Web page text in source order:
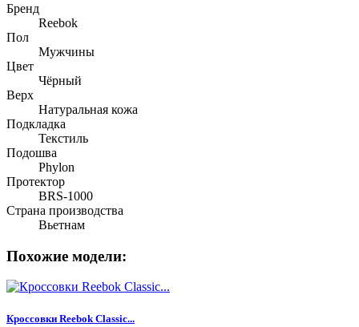
Бренд
Reebok
Пол
Мужчины
Цвет
Чёрный
Верх
Натуральная кожа
Подкладка
Текстиль
Подошва
Phylon
Протектор
BRS-1000
Страна производства
Вьетнам
Похожие модели:
Кроссовки Reebok Classic...